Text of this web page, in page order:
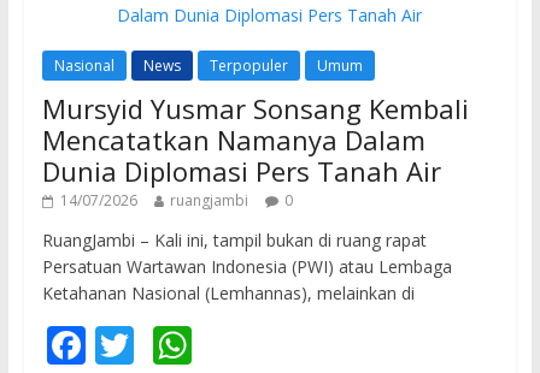
Nasional News Terpopuler Umum
Mursyid Yusmar Sonsang Kembali
Mencatatkan Namanya Dalam
Dunia Diplomasi Pers Tanah Air
14/07/2026 ruangjambi 0
RuangJambi – Kali ini, tampil bukan di ruang rapat
Persatuan Wartawan Indonesia (PWI) atau Lembaga
Ketahanan Nasional (Lemhannas), melainkan di
F T W